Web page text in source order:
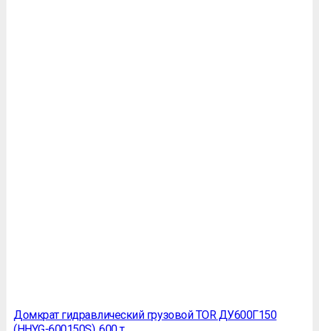
Домкрат гидравлический грузовой TOR ДУ600Г150